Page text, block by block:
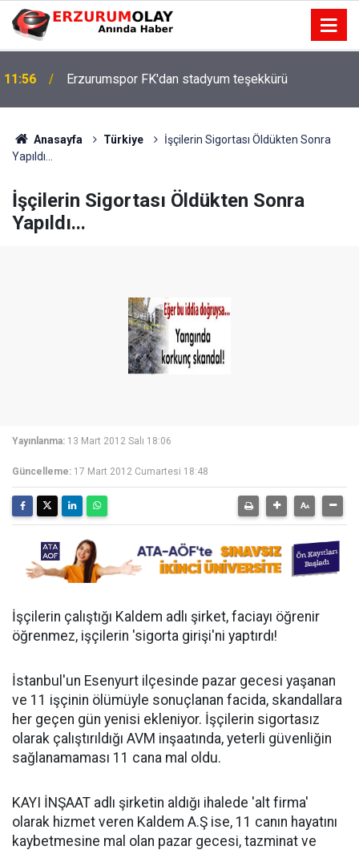
11:50
Akademi Lansmanı" Programına Katıldı
Anasayfa Türkiye
İşçilerin Sigortası Öldükten Sonra
Yapıldı...
İşçilerin Sigortası Öldükten Sonra
Yapıldı...
Yayınlanma: 13 Mart 2012 Salı 18:06
Güncelleme: 17 Mart 2012 Cumartesi 18:48
İşçilerin çalıştığı Kaldem adlı şirket, faciayı öğrenir
öğrenmez, işçilerin 'sigorta girişi'ni yaptırdı!
İstanbul'un Esenyurt ilçesinde pazar gecesi yaşanan
ve 11 işçinin ölümüyle sonuçlanan facida, skandallara
her geçen gün yenisi ekleniyor. İşçilerin sigortasız
olarak çalıştırıldığı AVM inşaatında, yeterli güvenliğin
sağlanamaması 11 cana mal oldu.
KAYI İNŞAAT adlı şirketin aldığı ihalede 'alt firma'
olarak hizmet veren Kaldem A.Ş ise, 11 canın hayatını
kaybetmesine mal olan pazar gecesi, tazminat ve